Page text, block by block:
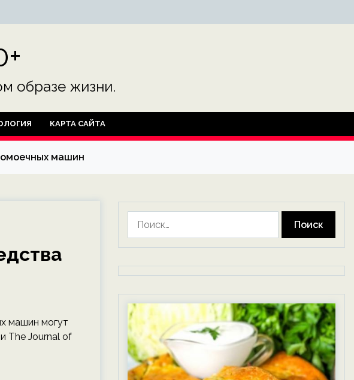
образе жизни.
КАРТА САЙТА
машин
машин могут
The Journal of